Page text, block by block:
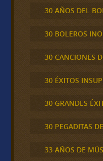
30 AÑOS DEL
30 BOLEROS
30 CANCIONES
30 ÉXITOS
30 GRANDES
30 PEGADITAS
33 AÑOS DE